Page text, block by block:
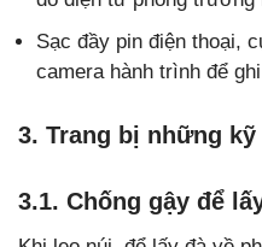
Sạc đầy pin điện thoại,
camera hành trình để
3. Trang bị những
3.1. Chống gậy để